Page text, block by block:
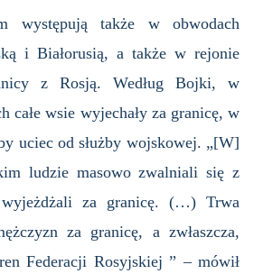
występują także w obwodach
i Białorusią, a także w rejonie
z Rosją. Według Bojki, w
całe wsie wyjechały za granicę, w
uciec od służby wojskowej. „[W]
ludzie masowo zwalniali się z
wyjeżdżali za granicę. (…) Trwa
za granicę, a zwłaszcza,
Federacji Rosyjskiej ” – mówił